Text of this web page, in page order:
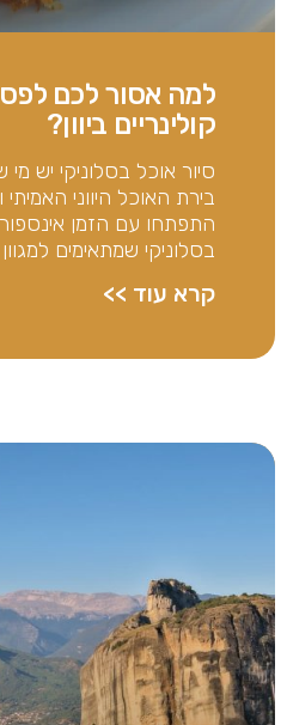
למה אסור לכם
קולינריים ביוון?
סיור אוכל בסלוניקי יש
בירת האוכל היווני
התפתחו עם הזמן
בסלוניקי שמתאימים
קרא עוד >>